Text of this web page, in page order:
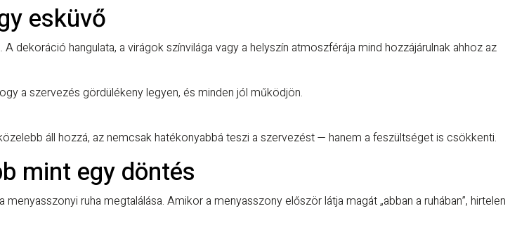
esküvő
hangulata, a virágok színvilága vagy a helyszín atmoszférája mind hozzájárulnak ahhoz az
a szervezés gördülékeny legyen, és minden jól működjön.
áll hozzá, az nemcsak hatékonyabbá teszi a szervezést — hanem a feszültséget is csökkenti.
mint egy döntés
ruha megtalálása. Amikor a menyasszony először látja magát „abban a ruhában”, hirtelen